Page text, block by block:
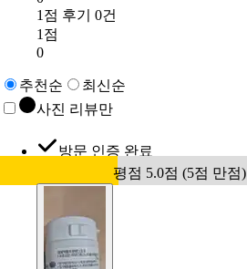
1점 후기 0건
1점
0
추천순
최신순
사진 리뷰만
방문 인증 완료
평점 5.0점 (5점 만점)